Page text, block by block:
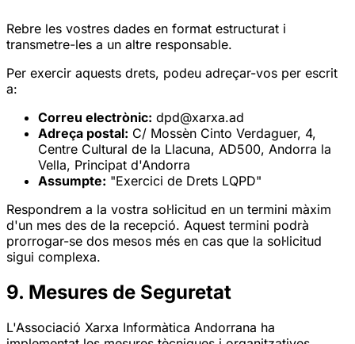
Rebre les vostres dades en format estructurat i
transmetre-les a un altre responsable.
Per exercir aquests drets, podeu adreçar-vos per escrit
a:
Correu electrònic: dpd@xarxa.ad
Adreça postal: C/ Mossèn Cinto Verdaguer, 4,
Centre Cultural de la Llacuna, AD500, Andorra la
Vella, Principat d'Andorra
Assumpte: "Exercici de Drets LQPD"
Respondrem a la vostra sol·licitud en un termini màxim
d'un mes des de la recepció. Aquest termini podrà
prorrogar-se dos mesos més en cas que la sol·licitud
sigui complexa.
9. Mesures de Seguretat
L'Associació Xarxa Informàtica Andorrana ha